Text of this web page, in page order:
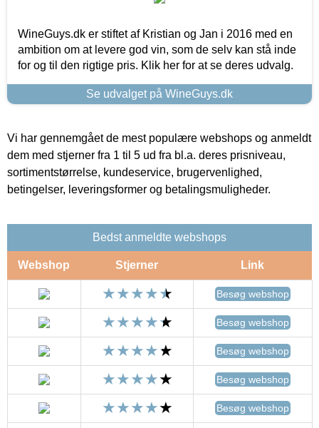
WineGuys.dk er stiftet af Kristian og Jan i 2016 med en
ambition om at levere god vin, som de selv kan stå inde
for og til den rigtige pris. Klik her for at se deres udvalg.
Se udvalget på WineGuys.dk
Vi har gennemgået de mest populære webshops og anmeldt
dem med stjerner fra 1 til 5 ud fra bl.a. deres prisniveau,
sortimentstørrelse, kundeservice, brugervenlighed,
betingelser, leveringsformer og betalingsmuligheder.
Bedst anmeldte webshops
Webshop Stjerner Link
Besøg webshop
Besøg webshop
Besøg webshop
Besøg webshop
Besøg webshop